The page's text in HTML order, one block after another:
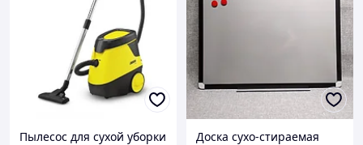
Пылесос для сухой уборки
Доска сухо-стираемая